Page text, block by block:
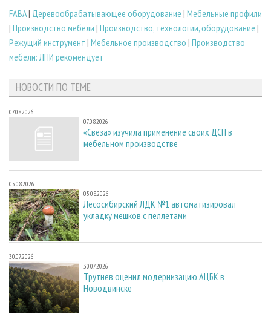
FABA| Деревообрабатывающее оборудование | Мебельные профили
| Производство мебели | Производство, технологии, оборудование |
Режущий инструмент | Мебельное производство | Производство
мебели: ЛПИ рекомендует
НОВОСТИ ПО ТЕМЕ
07.08.2026
07.08.2026
«Свеза» изучила применение своих ДСП в
мебельном производстве
05.08.2026
05.08.2026
Лесосибирский ЛДК №1 автоматизировал
укладку мешков с пеллетами
30.07.2026
30.07.2026
Трутнев оценил модернизацию АЦБК в
Новодвинске